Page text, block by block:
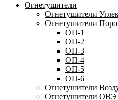
Огнетушители
Огнетушители
Огнетушители
ОП-1
ОП-2
ОП-3
ОП-4
ОП-5
ОП-6
Огнетушители
Огнетушители ОВЭ